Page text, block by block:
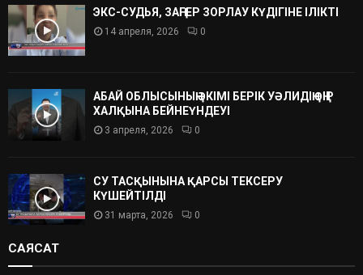
ЭКС-СУДЬЯ, ЗАҢГЕР ЗОРЛАУ КҮДІГІНЕ ІЛІКТІ
14 апреля, 2026 0
АБАЙ ОБЛЫСЫНЫҢ ӘКІМІ БЕРІК УӘЛИДІҢ ӨҢІР
ХАЛҚЫНА БЕЙНЕҮНДЕУІ
3 апреля, 2026 0
СУ ТАСҚЫНЫНА ҚАРСЫ ТЕКСЕРУ
КҮШЕЙТІЛДІ
31 марта, 2026 0
САЯСАТ